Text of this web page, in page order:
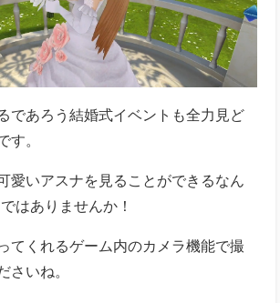
す。
愛いアスナを見ることができるなん
はありませんか！
てくれるゲーム内のカメラ機能で撮
存在しますので全種類刮目です！
法・攻略方法